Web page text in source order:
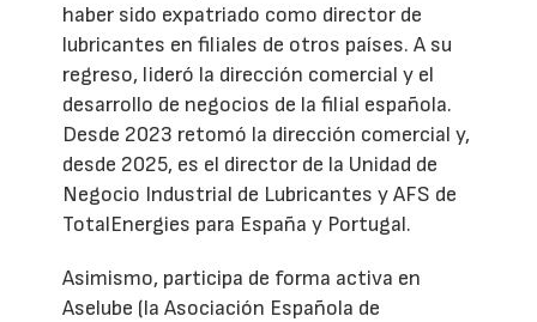
haber sido expatriado como director de
lubricantes en filiales de otros países. A su
regreso, lideró la dirección comercial y el
desarrollo de negocios de la filial española.
Desde 2023 retomó la dirección comercial y,
desde 2025, es el director de la Unidad de
Negocio Industrial de Lubricantes y AFS de
TotalEnergies para España y Portugal.
Asimismo, participa de forma activa en
Aselube (la Asociación Española de